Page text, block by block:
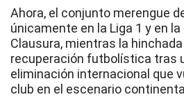
Ahora, el conjunto merengue
únicamente en la Liga 1 y en
Clausura, mientras la
recuperación futbolística tras
eliminación internacional que
club en el escenario